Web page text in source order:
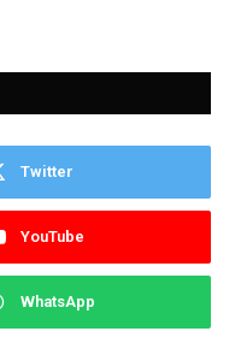
Twitter
YouTube
WhatsApp